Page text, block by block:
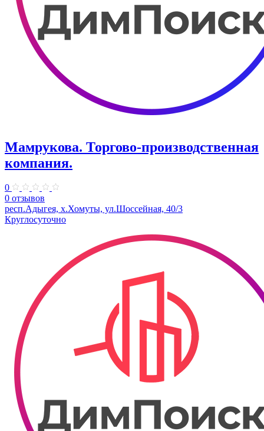
Мамрукова. Торгово-производственная
компания.
0
0 отзывов
респ.Адыгея, х.Хомуты, ул.Шоссейная, 40/3
Круглосуточно